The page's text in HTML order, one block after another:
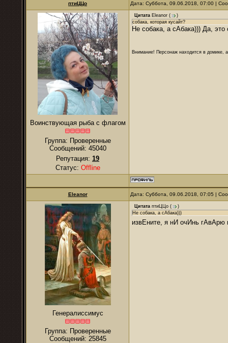
птиЦЦо Дата: Суббота, 09.06.2018, 07:00 |
Воинствующая рыба с флагом
Группа: Проверенные
Сообщений: 45040
Репутация: 19
Статус: Offline
Цитата Eleanor (
)
собака, которая кусайт?
Не собака, а сАбака))) Да, это
Внимание! Персонаж находится в домике,
Eleanor Дата: Суббота, 09.06.2018, 07:05 |
Генералиссимус
Группа: Проверенные
Сообщений: 25845
Цитата птиЦЦо (
)
Не собака, а сАбака)))
извЕните, я нИ очИнь гАвАрю